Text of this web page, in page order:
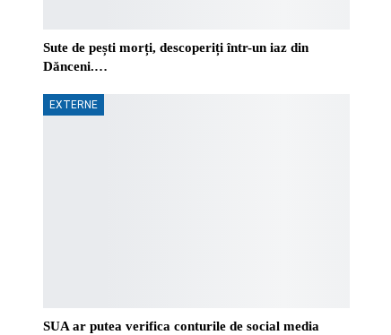
Sute de pești morți, descoperiți într-un iaz din
Dănceni.…
EXTERNE
SUA ar putea verifica conturile de social media